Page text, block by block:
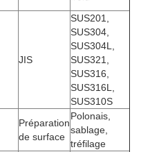
JIS
SUS201,
SUS304,
SUS304L,
SUS321,
SUS316,
SUS316L,
SUS310S
Préparation
de surface
Polonais,
sablage,
tréfilage